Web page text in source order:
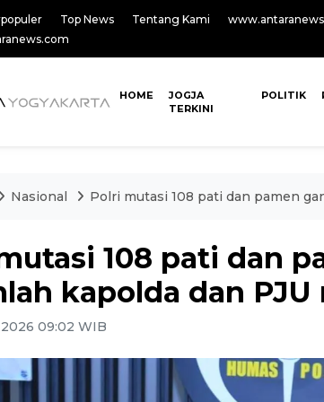
Top News Tentang Kami
HOME
JOGJA
TERKINI
POLITIK
Nasional Polri mutasi 108 pati dan pamen
108 pati dan
kapolda dan PJU
09:02 WIB